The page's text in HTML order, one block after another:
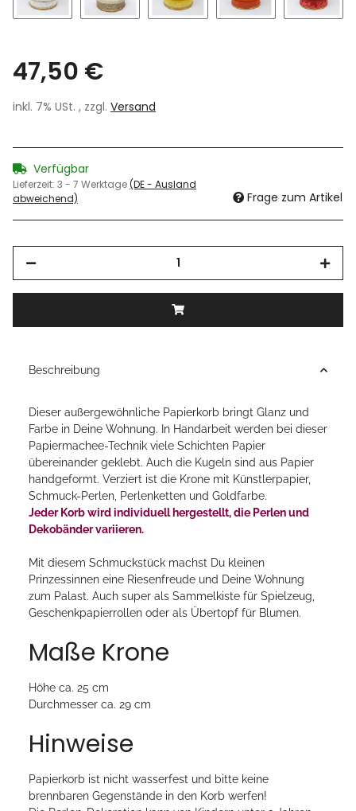
47,50 €
inkl. 7% USt. , zzgl. Versand
Verfügbar
Lieferzeit: 3 - 7 Werktage(DE - Ausland
abweichend)
Frage zum Artikel
Beschreibung
Dieser außergewöhnliche Papierkorb bringt Glanz und
Farbe in Deine Wohnung. In Handarbeit werden bei dieser
Papiermachee-Technik viele Schichten Papier
übereinander geklebt. Auch die Kugeln sind aus Papier
handgeformt. Verziert ist die Krone mit Künstlerpapier,
Schmuck-Perlen, Perlenketten und Goldfarbe.
Jeder Korb wird individuell hergestellt, die Perlen und
Dekobänder variieren.
Mit diesem Schmuckstück machst Du kleinen
Prinzessinnen eine Riesenfreude und Deine Wohnung
zum Palast. Auch super als Sammelkiste für Spielzeug,
Geschenkpapierrollen oder als Übertopf für Blumen.
Maße Krone
Höhe ca. 25 cm
Durchmesser ca. 29 cm
Hinweise
Papierkorb ist nicht wasserfest und bitte keine
brennbaren Gegenstände in den Korb werfen!